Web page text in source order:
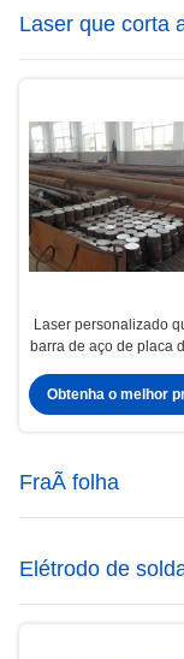
Laser que corta
Laser personalizado
barra de aço de placa
Obtenha o melhor
FraÃ folha
Elétrodo de